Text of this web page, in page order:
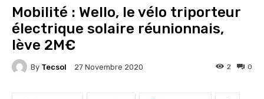
Mobilité : Wello, le vélo triporteur
électrique solaire réunionnais,
lève 2M€
By Tecsol 27 Novembre 2020 0
2